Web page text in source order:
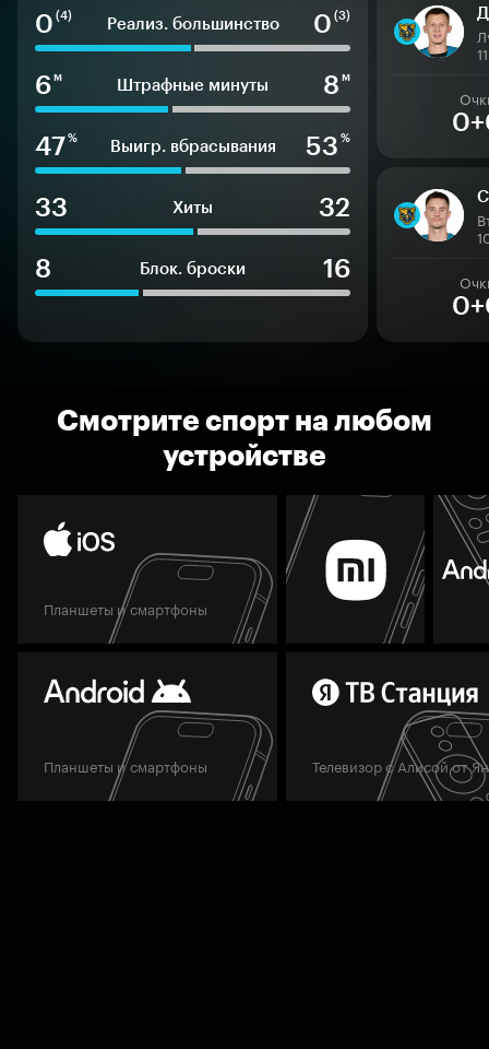
0 (4) Реализ. большинство 0 (3)
6м Штрафные минуты 8 м
47% Выигр. вбрасывания 53 %
33 Хиты
32
8
Блок. броски 16
Смотрите спорт на любом
устройстве
Планшеты и смартфоны
Планшеты и смартфоны Телевизор с Алисой от